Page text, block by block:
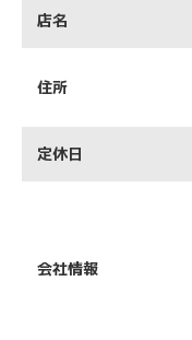
店名
住所
定休日
会社情報